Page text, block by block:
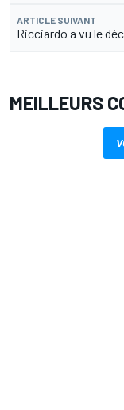
ARTICLE SUIVANT
Ricciardo a vu le
MEILLEURS